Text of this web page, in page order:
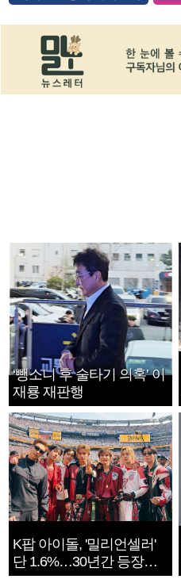
‘뺑소니 후 술타기 의혹’ 이
재룡 재판행
K팝 아이돌, '밀리언셀러'
단 1.6%…30년간 등장